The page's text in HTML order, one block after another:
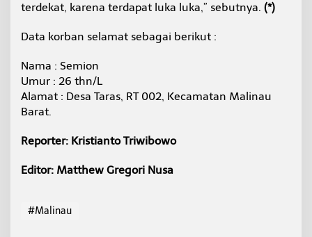
terdekat, karena terdapat luka luka,” sebutnya. (*)
Data korban selamat sebagai berikut :
Nama : Semion
Umur : 26 thn/L
Alamat : Desa Taras, RT 002, Kecamatan Malinau
Barat.
Reporter: Kristianto Triwibowo
Editor: Matthew Gregori Nusa
#Malinau